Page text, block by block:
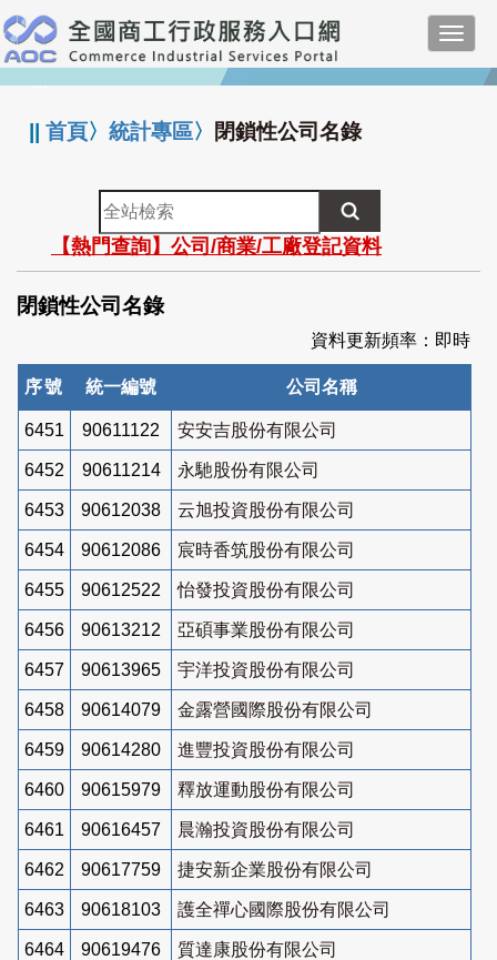
跳
到
主
要
:::
||首頁〉統計專區〉 閉鎖性公司名錄
全
站
檢
索
【熱門查詢】公司/商業/工廠登記資料
閉鎖性公司名錄
資料更新頻率：即時
序號 統一編號 公司名稱
6451 90611122 安安吉股份有限公司
6452 90611214 永馳股份有限公司
6453 90612038 云旭投資股份有限公司
6454 90612086 宸時香筑股份有限公司
6455 90612522 怡發投資股份有限公司
6456 90613212 亞碩事業股份有限公司
6457 90613965 宇洋投資股份有限公司
6458 90614079 金露營國際股份有限公司
6459 90614280 進豐投資股份有限公司
6460 90615979 釋放運動股份有限公司
6461 90616457 晨瀚投資股份有限公司
6462 90617759 捷安新企業股份有限公司
6463 90618103 護全禪心國際股份有限公司
6464 90619476 質達康股份有限公司